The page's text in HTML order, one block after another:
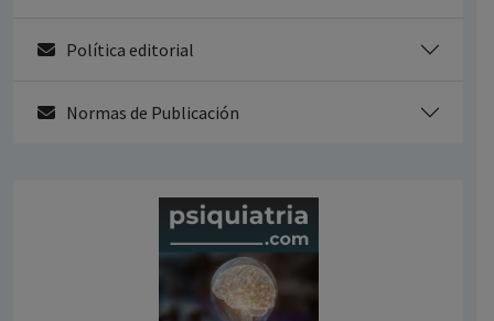
Política editorial
Normas de Publicación